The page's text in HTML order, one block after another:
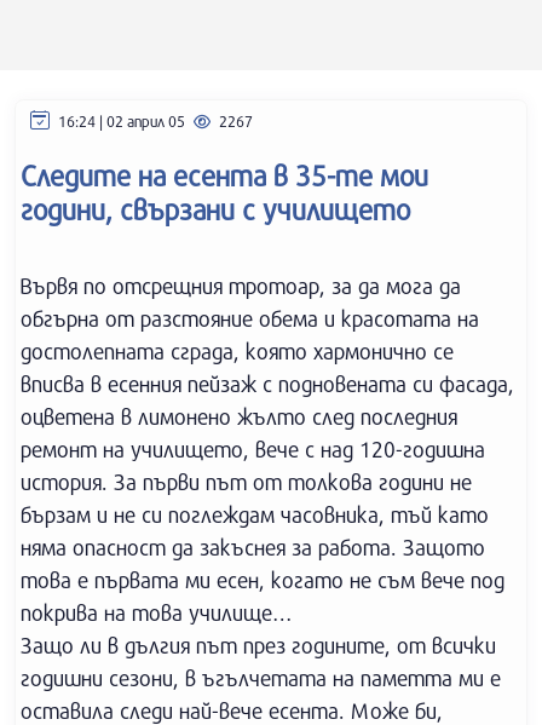
16:24 | 02 април 05 2267
Следите на есента в 35-те мои
години, свързани с училището
Вървя по отсрещния тротоар, за да мога да
обгърна от разстояние обема и красотата на
достолепната сграда, която хармонично се
вписва в есенния пейзаж с подновената си фасада,
оцветена в лимонено жълто след последния
ремонт на училището, вече с над 120-годишна
история. За първи път от толкова години не
бързам и не си поглеждам часовника, тъй като
няма опасност да закъснея за работа. Защото
това е първата ми есен, когато не съм вече под
покрива на това училище…
Защо ли в дългия път през годините, от всички
годишни сезони, в ъгълчетата на паметта ми е
оставила следи най-вече есента. Може би,